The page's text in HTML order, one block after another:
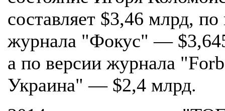
составляет $3,46 млрд, по
журнала "Фокус" —
а по версии журнала
Украина" — $2,4 млрд.